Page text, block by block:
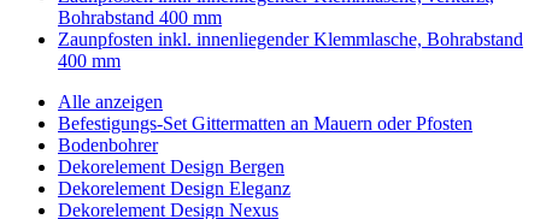
Bohrabstand 400 mm
Zaunpfosten inkl. innenliegender Klemmlasche, Bohrabstand
400 mm
Alle anzeigen
Befestigungs-Set Gittermatten an Mauern oder Pfosten
Bodenbohrer
Dekorelement Design Bergen
Dekorelement Design Eleganz
Dekorelement Design Nexus